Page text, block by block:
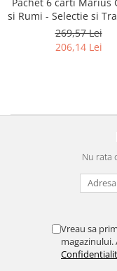
si Rumi - Selectie si Traducere
de Marius Ghidel
269,57 Lei
206,14 Lei
Nu rata
Vreau sa
magazinului.